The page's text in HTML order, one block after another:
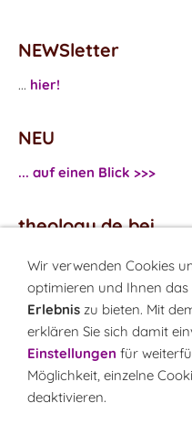
NEWSletter
... hier!
NEU
... auf einen Blick >>>
theology.de bei
...Facebook
...Twitter
Monatsrätsel
Rätseln & Gewinnen!
Wir verwenden Cookies
optimieren und Ihnen das
Erlebnis zu bieten. Mit
erklären Sie sich damit
Einstellungen für
Möglichkeit, einzelne
deaktivieren.